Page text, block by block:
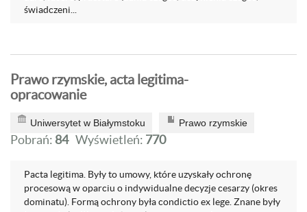
świadczeni...
Prawo rzymskie, acta legitima-
opracowanie
Uniwersytet w Białymstoku Prawo rzymskie
Pobrań: 84 Wyświetleń: 770
Pacta legitima. Były to umowy, które uzyskały ochronę
procesową w oparciu o indywidualne decyzje cesarzy (okres
dominatu). Formą ochrony była condictio ex lege. Znane były